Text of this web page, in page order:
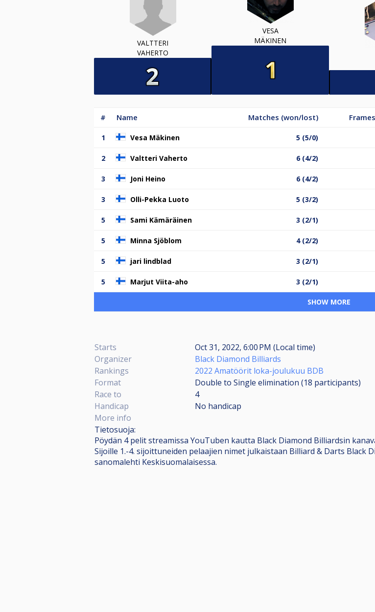
VALTTERI
VAHERTO
VESA
MÄKINEN
# Name Matches (won/lost)
1 Vesa Mäkinen 5 (5/0)
2 Valtteri Vaherto 6 (4/2)
3 Joni Heino 6 (4/2)
3 Olli-Pekka Luoto 5 (3/2)
5 Sami Kämäräinen 3 (2/1)
5 Minna Sjöblom 4 (2/2)
5 jari lindblad 3 (2/1)
5 Marjut Viita-aho 3 (2/1)
SHOW MORE
Starts
Oct 31, 2022, 6:00 PM (Local time)
Organizer
Black Diamond Billiards
Rankings
2022 Amatöörit loka-joulukuu BDB
Format
Double to Single elimination (18 participants)
Race to
4
Handicap
No handicap
More info
Tietosuoja:
Pöydän 4 pelit streamissa YouTuben kautta Black Diamond Billiardsin
Sijoille 1.-4. sijoittuneiden pelaajien nimet julkaistaan Billiard & Darts Black
sanomalehti Keskisuomalaisessa.